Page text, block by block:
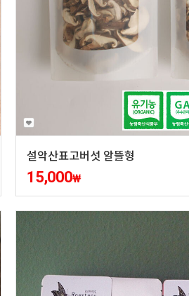
설악산표고버섯 알뜰형
15,000₩